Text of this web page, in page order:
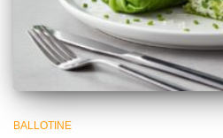
BALLOTINE